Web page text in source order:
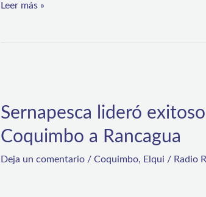
cumbia
Leer más »
Sernapesca lideró
Coquimbo a Rancagua
Deja un comentario / Coquimbo, Elqui / Radio
exitoso
traslado
de